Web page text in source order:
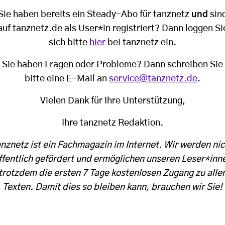
haben bereits ein Steady-Abo für tanznetz und
tanznetz.de als User*in registriert? Dann loggen
sich bitte hier bei tanznetz ein.
Sie haben Fragen oder Probleme? Dann schreiben Sie
bitte eine E-Mail an service@tanznetz.de.
Vielen Dank für Ihre Unterstützung,
Ihre tanznetz Redaktion.
ist ein Fachmagazin im Internet. Wir werden
gefördert und ermöglichen unseren
die ersten 7 Tage kostenlosen Zugang zu
Texten. Damit dies so bleiben kann, brauchen wir Sie!